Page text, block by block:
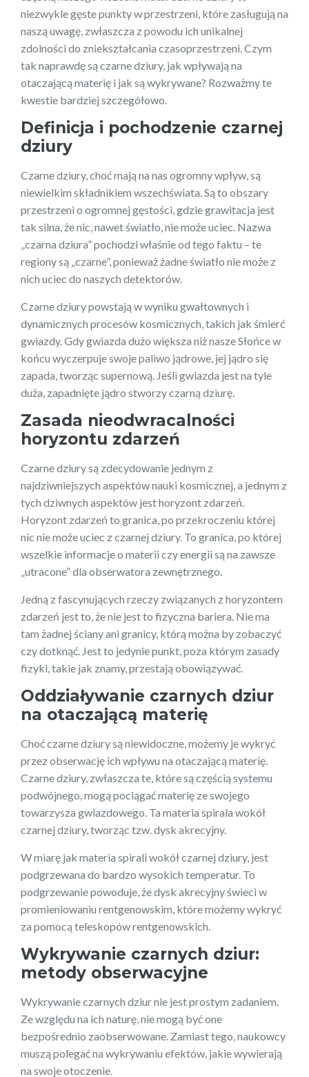
niezwykle gęste punkty w przestrzeni, które zasługują na
naszą uwagę, zwłaszcza z powodu ich unikalnej
zdolności do zniekształcania czasoprzestrzeni. Czym
tak naprawdę są czarne dziury, jak wpływają na
otaczającą materię i jak są wykrywane? Rozważmy te
kwestie bardziej szczegółowo.
Definicja i pochodzenie czarnej
dziury
Czarne dziury, choć mają na nas ogromny wpływ, są
niewielkim składnikiem wszechświata. Są to obszary
przestrzeni o ogromnej gęstości, gdzie grawitacja jest
tak silna, że nic, nawet światło, nie może uciec. Nazwa
„czarna dziura” pochodzi właśnie od tego faktu – te
regiony są „czarne”, ponieważ żadne światło nie może z
nich uciec do naszych detektorów.
Czarne dziury powstają w wyniku gwałtownych i
dynamicznych procesów kosmicznych, takich jak śmierć
gwiazdy. Gdy gwiazda dużo większa niż nasze Słońce w
końcu wyczerpuje swoje paliwo jądrowe, jej jądro się
zapada, tworząc supernową. Jeśli gwiazda jest na tyle
duża, zapadnięte jądro stworzy czarną dziurę.
Zasada nieodwracalności
horyzontu zdarzeń
Czarne dziury są zdecydowanie jednym z
najdziwniejszych aspektów nauki kosmicznej, a jednym z
tych dziwnych aspektów jest horyzont zdarzeń.
Horyzont zdarzeń to granica, po przekroczeniu której
nic nie może uciec z czarnej dziury. To granica, po której
wszelkie informacje o materii czy energii są na zawsze
„utracone” dla obserwatora zewnętrznego.
Jedną z fascynujących rzeczy związanych z horyzontem
zdarzeń jest to, że nie jest to fizyczna bariera. Nie ma
tam żadnej ściany ani granicy, którą można by zobaczyć
czy dotknąć. Jest to jedynie punkt, poza którym zasady
fizyki, takie jak znamy, przestają obowiązywać.
Oddziaływanie czarnych dziur
na otaczającą materię
Choć czarne dziury są niewidoczne, możemy je wykryć
przez obserwację ich wpływu na otaczającą materię.
Czarne dziury, zwłaszcza te, które są częścią systemu
podwójnego, mogą pociągać materię ze swojego
towarzysza gwiazdowego. Ta materia spirala wokół
czarnej dziury, tworząc tzw. dysk akrecyjny.
W miarę jak materia spirali wokół czarnej dziury, jest
podgrzewana do bardzo wysokich temperatur. To
podgrzewanie powoduje, że dysk akrecyjny świeci w
promieniowaniu rentgenowskim, które możemy wykryć
za pomocą teleskopów rentgenowskich.
Wykrywanie czarnych dziur:
metody obserwacyjne
Wykrywanie czarnych dziur nie jest prostym zadaniem.
Ze względu na ich naturę, nie mogą być one
bezpośrednio zaobserwowane. Zamiast tego, naukowcy
muszą polegać na wykrywaniu efektów, jakie wywierają
na swoje otoczenie.